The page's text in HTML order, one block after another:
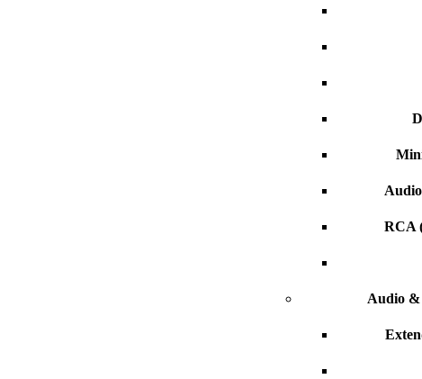
RCA
Audio &